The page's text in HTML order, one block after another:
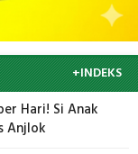
+INDEKS
Hari! Si Anak
Anjlok